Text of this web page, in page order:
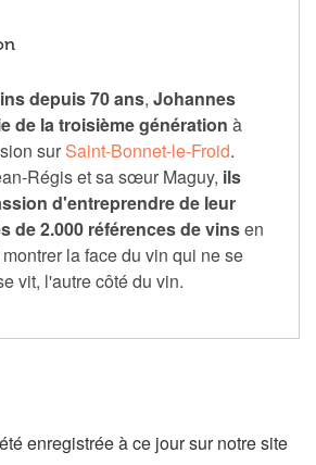
depuis 70 ans, Johannes
de la troisième génération à
sur Saint-Bonnet-le-Froid.
Régis et sa sœur Maguy, ils
d'entreprendre de leur
de 2.000 références de vinsen
la face du vin qui ne se
vit, l'autre côté du vin.
enregistrée à ce jour sur notre site